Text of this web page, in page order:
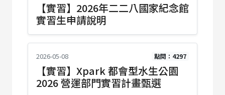
【實習】2026年二二八國家紀念館
實習生申請說明
2026-05-08 點閱：4297
【實習】Xpark 都會型水生公園
2026 營運部門實習計畫甄選